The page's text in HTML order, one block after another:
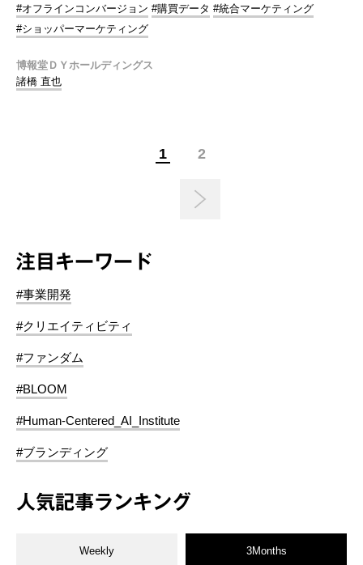
#オフラインコンバージョン #購買データ #統合マーケティング
#ショッパーマーケティング
博報堂ＤＹホールディングス
諸橋 直也
1 2
注目キーワード
#事業開発
#クリエイティビティ
#ファンダム
#BLOOM
#Human-Centered_AI_Institute
#ブランディング
人気記事ランキング
Weekly 3Months